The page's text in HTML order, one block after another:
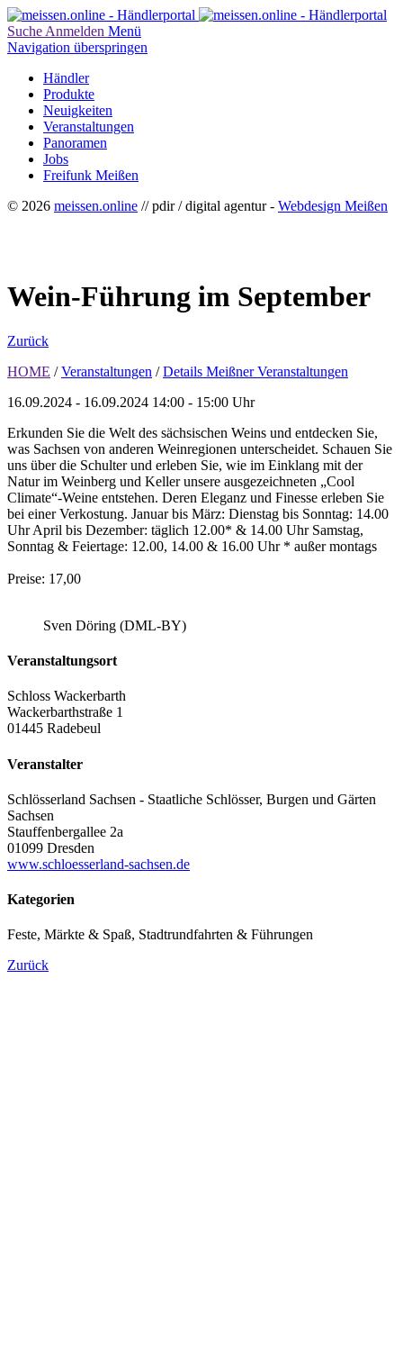
Suche Anmelden Menü
Navigation überspringen
Händler
Produkte
Neuigkeiten
Veranstaltungen
Panoramen
Jobs
Freifunk Meißen
© 2026 meissen.online // pdir / digital agentur - Webdesign Meißen
Wein-Führung im September
Zurück
HOME / Veranstaltungen / Details Meißner Veranstaltungen
16.09.2024 - 16.09.2024 14:00 - 15:00 Uhr
Erkunden Sie die Welt des sächsischen Weins und entdecken Sie,
was Sachsen von anderen Weinregionen unterscheidet. Schauen Sie
uns über die Schulter und erleben Sie, wie im Einklang mit der
Natur im Weinberg und Keller unsere ausgezeichneten „Cool
Climate“-Weine entstehen. Deren Eleganz und Finesse erleben Sie
bei einer Verkostung. Januar bis März: Dienstag bis Sonntag: 14.00
Uhr April bis Dezember: täglich 12.00* & 14.00 Uhr Samstag,
Sonntag & Feiertage: 12.00, 14.00 & 16.00 Uhr * außer montags
Preise: 17,00
Sven Döring (DML-BY)
Veranstaltungsort
Schloss Wackerbarth
Wackerbarthstraße 1
01445 Radebeul
Veranstalter
Schlösserland Sachsen - Staatliche Schlösser, Burgen und Gärten
Sachsen
Stauffenbergallee 2a
01099 Dresden
www.schloesserland-sachsen.de
Kategorien
Feste, Märkte & Spaß, Stadtrundfahrten & Führungen
Zurück